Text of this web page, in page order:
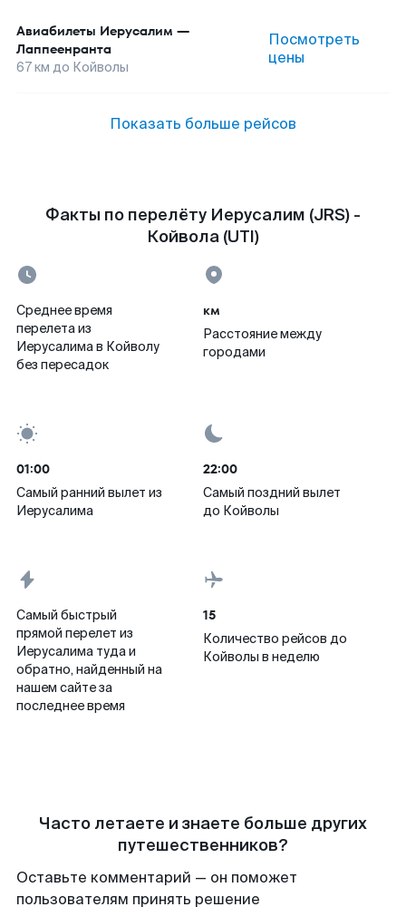
Авиабилеты Иерусалим —
Лаппеенранта
67км до Койволы
Посмотреть
цены
Показать больше рейсов
Факты по перелёту Иерусалим (JRS) -
Койвола (UTI)
Среднее время
перелета из
Иерусалима в Койволу
без пересадок
км
Расстояние между
городами
01:00
Самый ранний вылет из
Иерусалима
22:00
Самый поздний вылет
до Койволы
Самый быстрый
прямой перелет из
Иерусалима туда и
обратно, найденный на
нашем сайте за
последнее время
15
Количество рейсов до
Койволы в неделю
Часто летаете и знаете больше других
путешественников?
Оставьте комментарий — он поможет
пользователям принять решение